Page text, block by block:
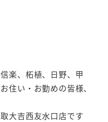
楽、柘植、日野、甲
住い・お勤めの皆様、
大吉西友水口店です